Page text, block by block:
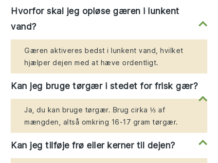
Hvorfor skal jeg opløse gæren i lunkent
vand?
Gæren aktiveres bedst i lunkent vand, hvilket
hjælper dejen med at hæve ordentligt.
Kan jeg bruge tørgær i stedet for frisk gær?
Ja, du kan bruge tørgær. Brug cirka ⅓ af
mængden, altså omkring 16-17 gram tørgær.
Kan jeg tilføje frø eller kerner til dejen?